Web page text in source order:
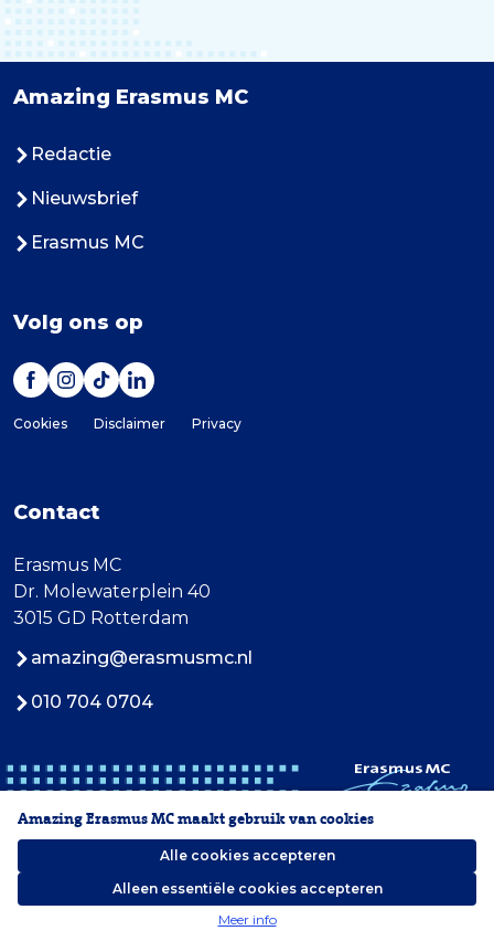
Amazing Erasmus MC
Redactie
Nieuwsbrief
Erasmus MC
Volg ons op
Cookies Disclaimer Privacy
Contact
Erasmus MC
Dr. Molewaterplein 40
3015 GD Rotterdam
amazing@erasmusmc.nl
010 704 0704
2026 Erasmus MC
Amazing Erasmus MC maakt gebruik van cookies
Alle cookies accepteren
Alleen essentiële cookies accepteren
Meer info